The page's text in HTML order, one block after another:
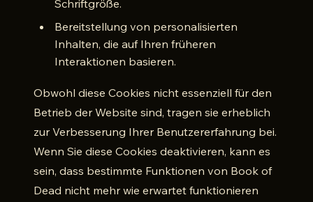
Schriftgröße.
Bereitstellung von personalisierten
Inhalten, die auf Ihren früheren
Interaktionen basieren.
Obwohl diese Cookies nicht essenziell für den
Betrieb der Website sind, tragen sie erheblich
zur Verbesserung Ihrer Benutzererfahrung bei.
Wenn Sie diese Cookies deaktivieren, kann es
sein, dass bestimmte Funktionen von Book of
Dead nicht mehr wie erwartet funktionieren